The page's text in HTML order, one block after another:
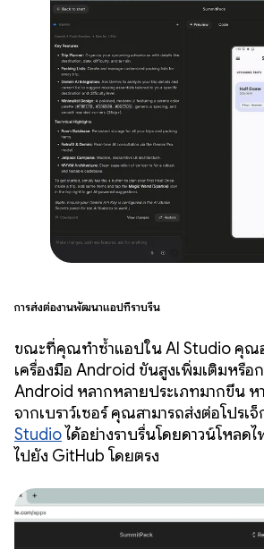
การส่งต่องานพัฒนาแอปที่ราบรื่น
ขณะที่คุณทำซ้ำแอปใน AI Studio คุณ
เครื่องมือ Android ขั้นสูงเพิ่มเติมหรือ
Android หลากหลายประเภทมากขึ้น ห
จากเบราว์เซอร์ คุณสามารถส่งต่อโปรเ
Studioได้อย่างราบรื่นโดยดาวน์โหลด
ไปยัง GitHub โดยตรง